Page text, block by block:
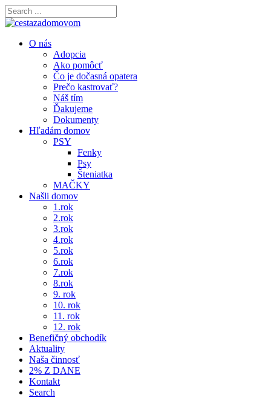
O nás
Adopcia
Ako pomôcť
Čo je dočasná opatera
Prečo kastrovať?
Náš tím
Ďakujeme
Dokumenty
Hľadám domov
PSY
Fenky
Psy
Šteniatka
MAČKY
Našli domov
1.rok
2.rok
3.rok
4.rok
5.rok
6.rok
7.rok
8.rok
9. rok
10. rok
11. rok
12. rok
Benefičný obchodík
Aktuality
Naša činnosť
2% Z DANE
Kontakt
Search